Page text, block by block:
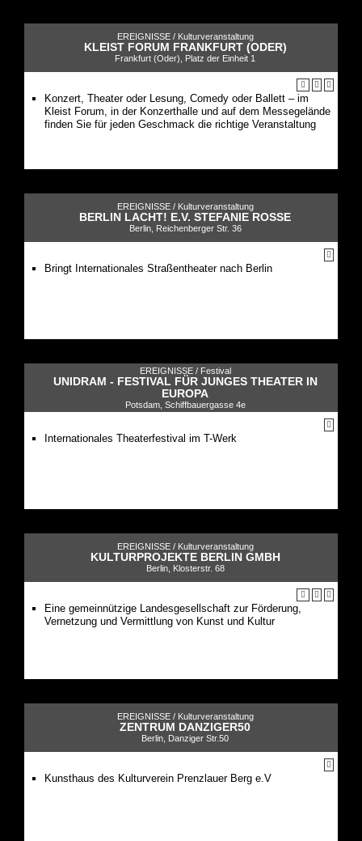
EREIGNISSE / Kulturveranstaltung
KLEIST FORUM FRANKFURT (ODER)
Frankfurt (Oder), Platz der Einheit 1
Konzert, Theater oder Lesung, Comedy oder Ballett – im
Kleist Forum, in der Konzerthalle und auf dem Messegelände
finden Sie für jeden Geschmack die richtige Veranstaltung
EREIGNISSE / Kulturveranstaltung
BERLIN LACHT! E.V. STEFANIE ROSSE
Berlin, Reichenberger Str. 36
Bringt Internationales Straßentheater nach Berlin
EREIGNISSE / Festival
UNIDRAM - FESTIVAL FÜR JUNGES THEATER IN
EUROPA
Potsdam, Schiffbauergasse 4e
Internationales Theaterfestival im T-Werk
EREIGNISSE / Kulturveranstaltung
KULTURPROJEKTE BERLIN GMBH
Berlin, Klosterstr. 68
Eine gemeinnützige Landesgesellschaft zur Förderung,
Vernetzung und Vermittlung von Kunst und Kultur
EREIGNISSE / Kulturveranstaltung
ZENTRUM DANZIGER50
Berlin, Danziger Str.50
Kunsthaus des Kulturverein Prenzlauer Berg e.V